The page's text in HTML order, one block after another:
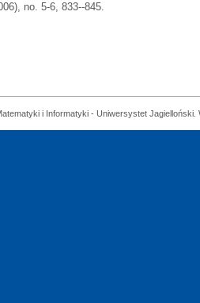
no. 5-6, 833--845.
i Informatyki - Uniwersystet